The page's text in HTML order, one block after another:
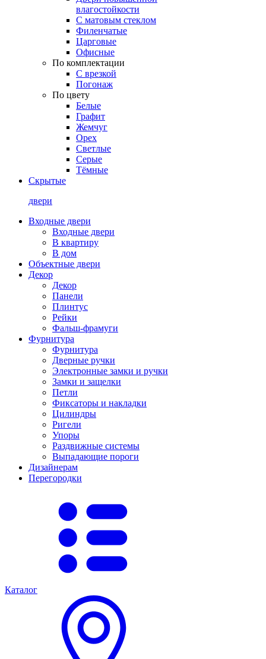
влагостойкости
С матовым стеклом
Филенчатые
Царговые
Офисные
По комплектации
С врезкой
Погонаж
По цвету
Белые
Графит
Жемчуг
Орех
Светлые
Серые
Тёмные
Скрытые
двери
Входные двери
Входные двери
В квартиру
В дом
Объектные двери
Декор
Декор
Панели
Плинтус
Рейки
Фальш-фрамуги
Фурнитура
Фурнитура
Дверные ручки
Электронные замки и ручки
Замки и защелки
Петли
Фиксаторы и накладки
Цилиндры
Ригели
Упоры
Раздвижные системы
Выпадающие пороги
Дизайнерам
Перегородки
Каталог